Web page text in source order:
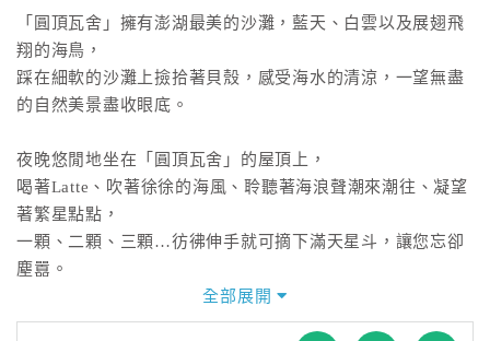
訂
房
HOT
色
民
宿
球
「圓頂瓦舍」擁有澎湖最美的沙灘，藍天、白雲以及展翅飛
翔的海鳥，
踩在細軟的沙灘上撿拾著貝殼，感受海水的清涼，一望無盡
的自然美景盡收眼底。
夜晚悠閒地坐在「圓頂瓦舍」的屋頂上，
喝著Latte、吹著徐徐的海風、聆聽著海浪聲潮來潮往、凝望
著繁星點點，
一顆、二顆、三顆…彷彿伸手就可摘下滿天星斗，讓您忘卻
塵囂。
無敵海景、坐擁山水、樂活鄉村、簡單生活，
全部展開